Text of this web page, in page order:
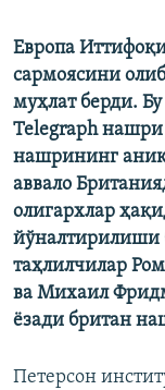
Европа
сармоясини
муҳлат берди.
Telegraph нашри
нашрининг
аввало
олигархлар
йўналтирилиши
таҳлилчилар
ва Михаил
ёзади британ
Петерсон